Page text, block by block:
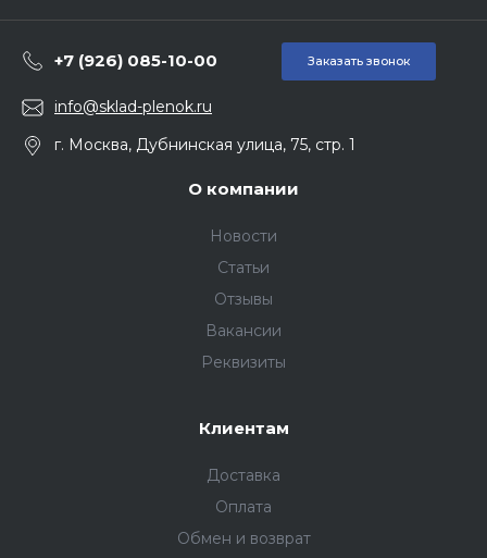
+7 (926) 085-10-00 Заказать звонок
info@sklad-plenok.ru
г. Москва, Дубнинская улица, 75, стр. 1
О компании
Новости
Статьи
Отзывы
Вакансии
Реквизиты
Клиентам
Доставка
Оплата
Обмен и возврат